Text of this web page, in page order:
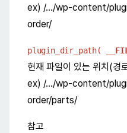
ex) /…/wp-content/
order/
plugin_dir_path( __
현재 파일이 있는 위치(경
ex) /…/wp-content/
order/parts/
참고